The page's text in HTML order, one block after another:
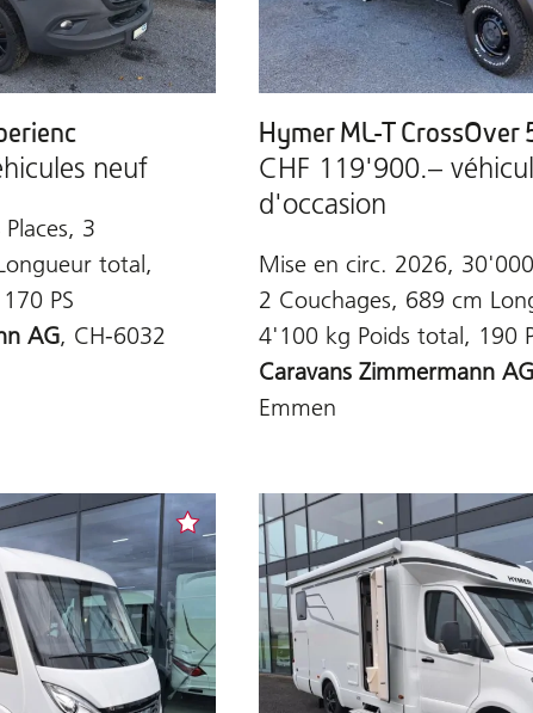
neuf
3
total,
PS
AG, CH-6032
Hymer ML-T CrossOver
CHF 119'900.–
d'occasion
Mise en circ. 2026,
2 Couchages, 689 cm
4'100 kg Poids total, 190
Caravans Zimmermann AG
Emmen